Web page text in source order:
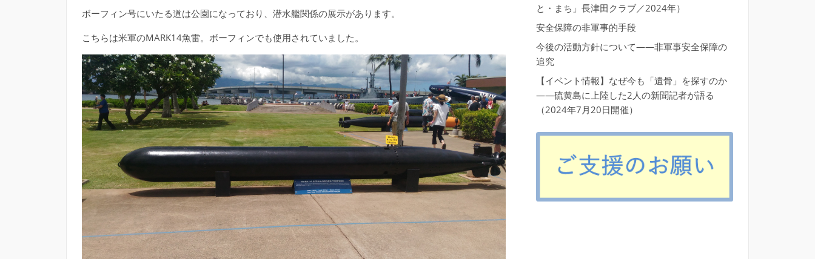
ボーフィン号にいたる道は公園になっており、潜水艦関係の展示があります。
こちらは米軍のMARK14魚雷。ボーフィンでも使用されていました。
と・まち」長津田クラブ／2024年）
安全保障の非軍事的手段
今後の活動方針について――非軍事安全保障の
追究
【イベント情報】なぜ今も「遺骨」を探すのか
――硫黄島に上陸した2人の新聞記者が語る
（2024年7月20日開催）